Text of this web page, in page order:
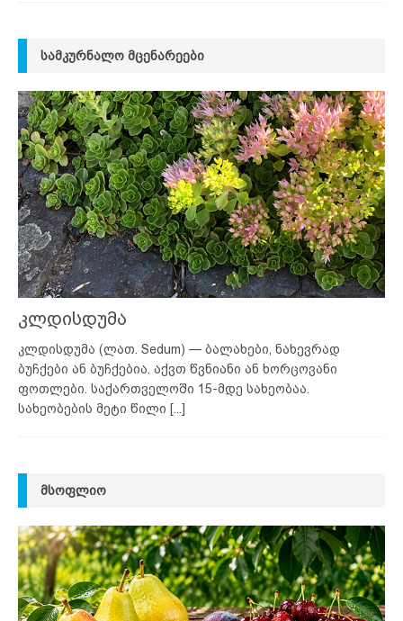
ᲡᲐᲛᲙᲣᲠᲜᲐᲚᲝ ᲛᲪᲔᲜᲐᲠᲔᲔᲑᲘ
კლდისდუმა
კლდისდუმა (ლათ. Sedum) — ბალახები, ნახევრად
ბუჩქები ან ბუჩქებია. აქვთ წვნიანი ან ხორცოვანი
ფოთლები. საქართველოში 15-მდე სახეობაა.
სახეობების მეტი წილი [...]
ᲛᲡᲝᲤᲚᲘᲝ